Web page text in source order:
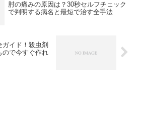
肘の痛みの原因は？30秒セルフチェック
で判明する病名と最短で治す全手法
ガイド！殺虫剤
ので今すぐ作れ